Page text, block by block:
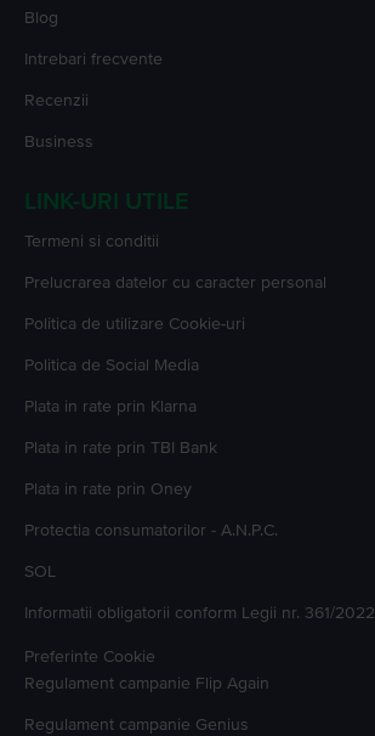
Blog
Intrebari frecvente
Recenzii
Business
LINK-URI UTILE
Termeni si conditii
Prelucrarea datelor cu caracter personal
Politica de utilizare Cookie-uri
Politica de Social Media
Plata in rate prin Klarna
Plata in rate prin TBI Bank
Plata in rate prin Oney
Protectia consumatorilor - A.N.P.C.
SOL
Informatii obligatorii conform Legii nr. 361/2022
Preferinte Cookie
Regulament campanie Flip Again
Regulament campanie Genius